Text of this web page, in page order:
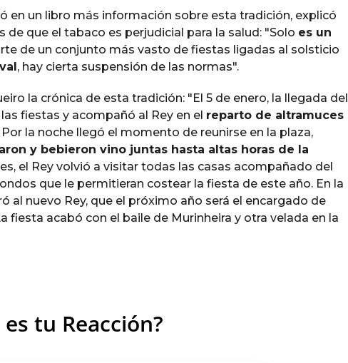
en un libro más información sobre esta tradición, explicó
de que el tabaco es perjudicial para la salud: "Solo es un
de un conjunto más vasto de fiestas ligadas al solsticio
, hay cierta suspensión de las normas".
la crónica de esta tradición: "El 5 de enero, la llegada del
fiestas y acompañó al Rey en el reparto de altramuces
Por la noche llegó el momento de reunirse en la plaza,
y bebieron vino juntas hasta altas horas de la
el Rey volvió a visitar todas las casas acompañado del
que le permitieran costear la fiesta de este año. En la
al nuevo Rey, que el próximo año será el encargado de
fiesta acabó con el baile de Murinheira y otra velada en la
es tu Reacción?